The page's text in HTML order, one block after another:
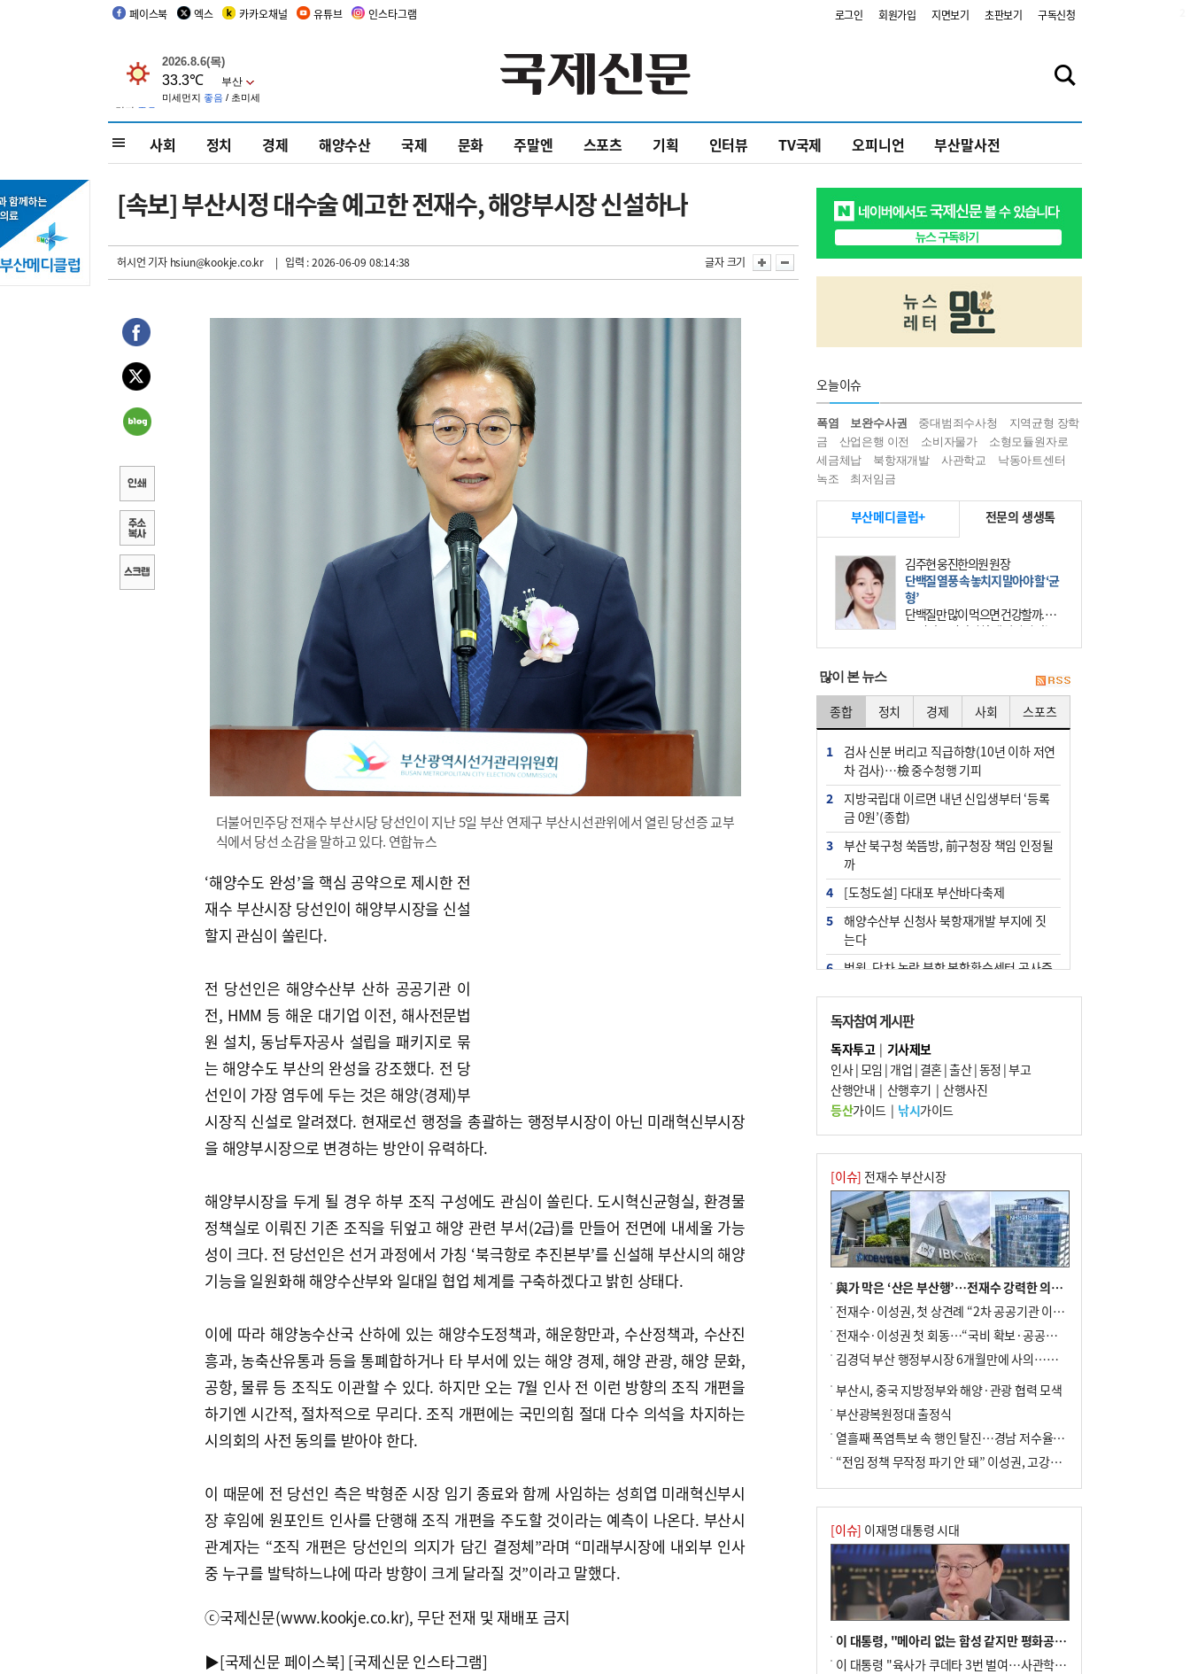
페이스북 엑스 카카오채널 유튜브 인스타그램 로그인 회원가입 지면보기 초판보기 구독신청
사회 정치 경제 해양수산 국제 문화 주말엔 스포츠 기획 인터뷰 TV국제 오피니언 부산말사전
[속보] 부산시정 대수술 예고한 전재수, 해양부시장 신설하나
허시언 기자hsiun@kookje.co.kr | 입력 : 2026-06-09 08:14:38 글자 크기
더불어민주당 전재수 부산시당 당선인이 지난 5일 부산 연제구 부산시선관위에서 열린 당선증 교부
식에서 당선 소감을 말하고 있다. 연합뉴스
‘해양수도 완성’을 핵심 공약으로 제시한 전
재수 부산시장 당선인이 해양부시장을 신설
할지 관심이 쏠린다.
전 당선인은 해양수산부 산하 공공기관 이
전, HMM 등 해운 대기업 이전, 해사전문법
원 설치, 동남투자공사 설립을 패키지로 묶
는 해양수도 부산의 완성을 강조했다. 전 당
선인이 가장 염두에 두는 것은 해양(경제)부
시장직 신설로 알려졌다. 현재로선 행정을 총괄하는 행정부시장이 아닌 미래혁신부시장
을 해양부시장으로 변경하는 방안이 유력하다.
해양부시장을 두게 될 경우 하부 조직 구성에도 관심이 쏠린다. 도시혁신균형실, 환경물
정책실로 이뤄진 기존 조직을 뒤엎고 해양 관련 부서(2급)를 만들어 전면에 내세울 가능
성이 크다. 전 당선인은 선거 과정에서 가칭 ‘북극항로 추진본부’를 신설해 부산시의 해양
기능을 일원화해 해양수산부와 일대일 협업 체계를 구축하겠다고 밝힌 상태다.
이에 따라 해양농수산국 산하에 있는 해양수도정책과, 해운항만과, 수산정책과, 수산진
흥과, 농축산유통과 등을 통폐합하거나 타 부서에 있는 해양 경제, 해양 관광, 해양 문화,
공항, 물류 등 조직도 이관할 수 있다. 하지만 오는 7월 인사 전 이런 방향의 조직 개편을
하기엔 시간적, 절차적으로 무리다. 조직 개편에는 국민의힘 절대 다수 의석을 차지하는
시의회의 사전 동의를 받아야 한다.
이 때문에 전 당선인 측은 박형준 시장 임기 종료와 함께 사임하는 성희엽 미래혁신부시
장 후임에 원포인트 인사를 단행해 조직 개편을 주도할 것이라는 예측이 나온다. 부산시
관계자는 “조직 개편은 당선인의 의지가 담긴 결정체”라며 “미래부시장에 내외부 인사
중 누구를 발탁하느냐에 따라 방향이 크게 달라질 것”이라고 말했다.
ⓒ국제신문(www.kookje.co.kr), 무단 전재 및 재배포 금지
▶[국제신문 페이스북] [국제신문 인스타그램]
오늘이슈
폭염 보완수사권 중대범죄수사청
지역균형 장학
금
산업은행 이전 소비자물가
소형모듈원자로
세금체납
북항재개발 사관학교
낙동아트센터
녹조
최저임금
부산메디클럽+ 전문의 생생톡
김주현 웅진한의원 원장
단백질 열풍 속 놓치지 말아야 할 ‘균
형’
단백질만 많이 먹으면 건강할까. 요
즘 건강을 이야기할 때 빠지지 않는
키워드가 단백질이다. 헬스장을 다니
많이 본 뉴스
종합 정치 경제 사회 스포츠
1
검사 신분 버리고 직급하향(10년 이하 저연
차 검사)…檢 중수청행 기피
2
지방국립대 이르면 내년 신입생부터 ‘등록
금 0원’(종합)
3
부산 북구청 쑥뜸방, 前구청장 책임 인정될
까
4
[도청도설] 다대포 부산바다축제
5
해양수산부 신청사 북항재개발 부지에 짓
는다
6
법원, 단차 논란 북항 복합환승센터 공사중
7
지역 상권도 말라죽을 판이라…가뭄 속 밀
양물축제 강행 논란
8
통영시민 추석 전 35만 원 받는다
9
부산 철강공장 50대 노동자 추락사
10 국힘 부산시당, ‘정이한 조력’ 시의원 윤리
위에…‘한동훈 지지’도 신고접수
독자참여 게시판
독자투고| 기사제보
인사|모임 | 개업 | 결혼|출산|동정 |부고
산행안내 | 산행후기 | 산행사진
등산가이드| 낚시가이드
[이슈] 전재수 부산시장
與가 막은 ‘산은 부산행’…전재수 강력한 의지 표명 없인 공염불
전재수·이성권, 첫 상견례 “2차 공공기관 이전 초당 협력”(종합)
전재수·이성권 첫 회동…“국비 확보·공공기관 이전 협력”
김경덕 부산 행정부시장 6개월만에 사의…후임 인선 촉각
부산시, 중국 지방정부와 해양·관광 협력 모색
부산광복원정대 출정식
열흘째 폭염특보 속 행인 탈진…경남 저수율 평년의 절반
“전임 정책 무작정 파기 안 돼” 이성권, 고강도 ‘전재수 견제’ 예고
[이슈] 이재명 대통령 시대
이 대통령, "메아리 없는 함성 같지만 평화공존책 계속해야"
이 대통령 "육사가 쿠데타 3번 벌여…사관학교 통합 신속히 추진"